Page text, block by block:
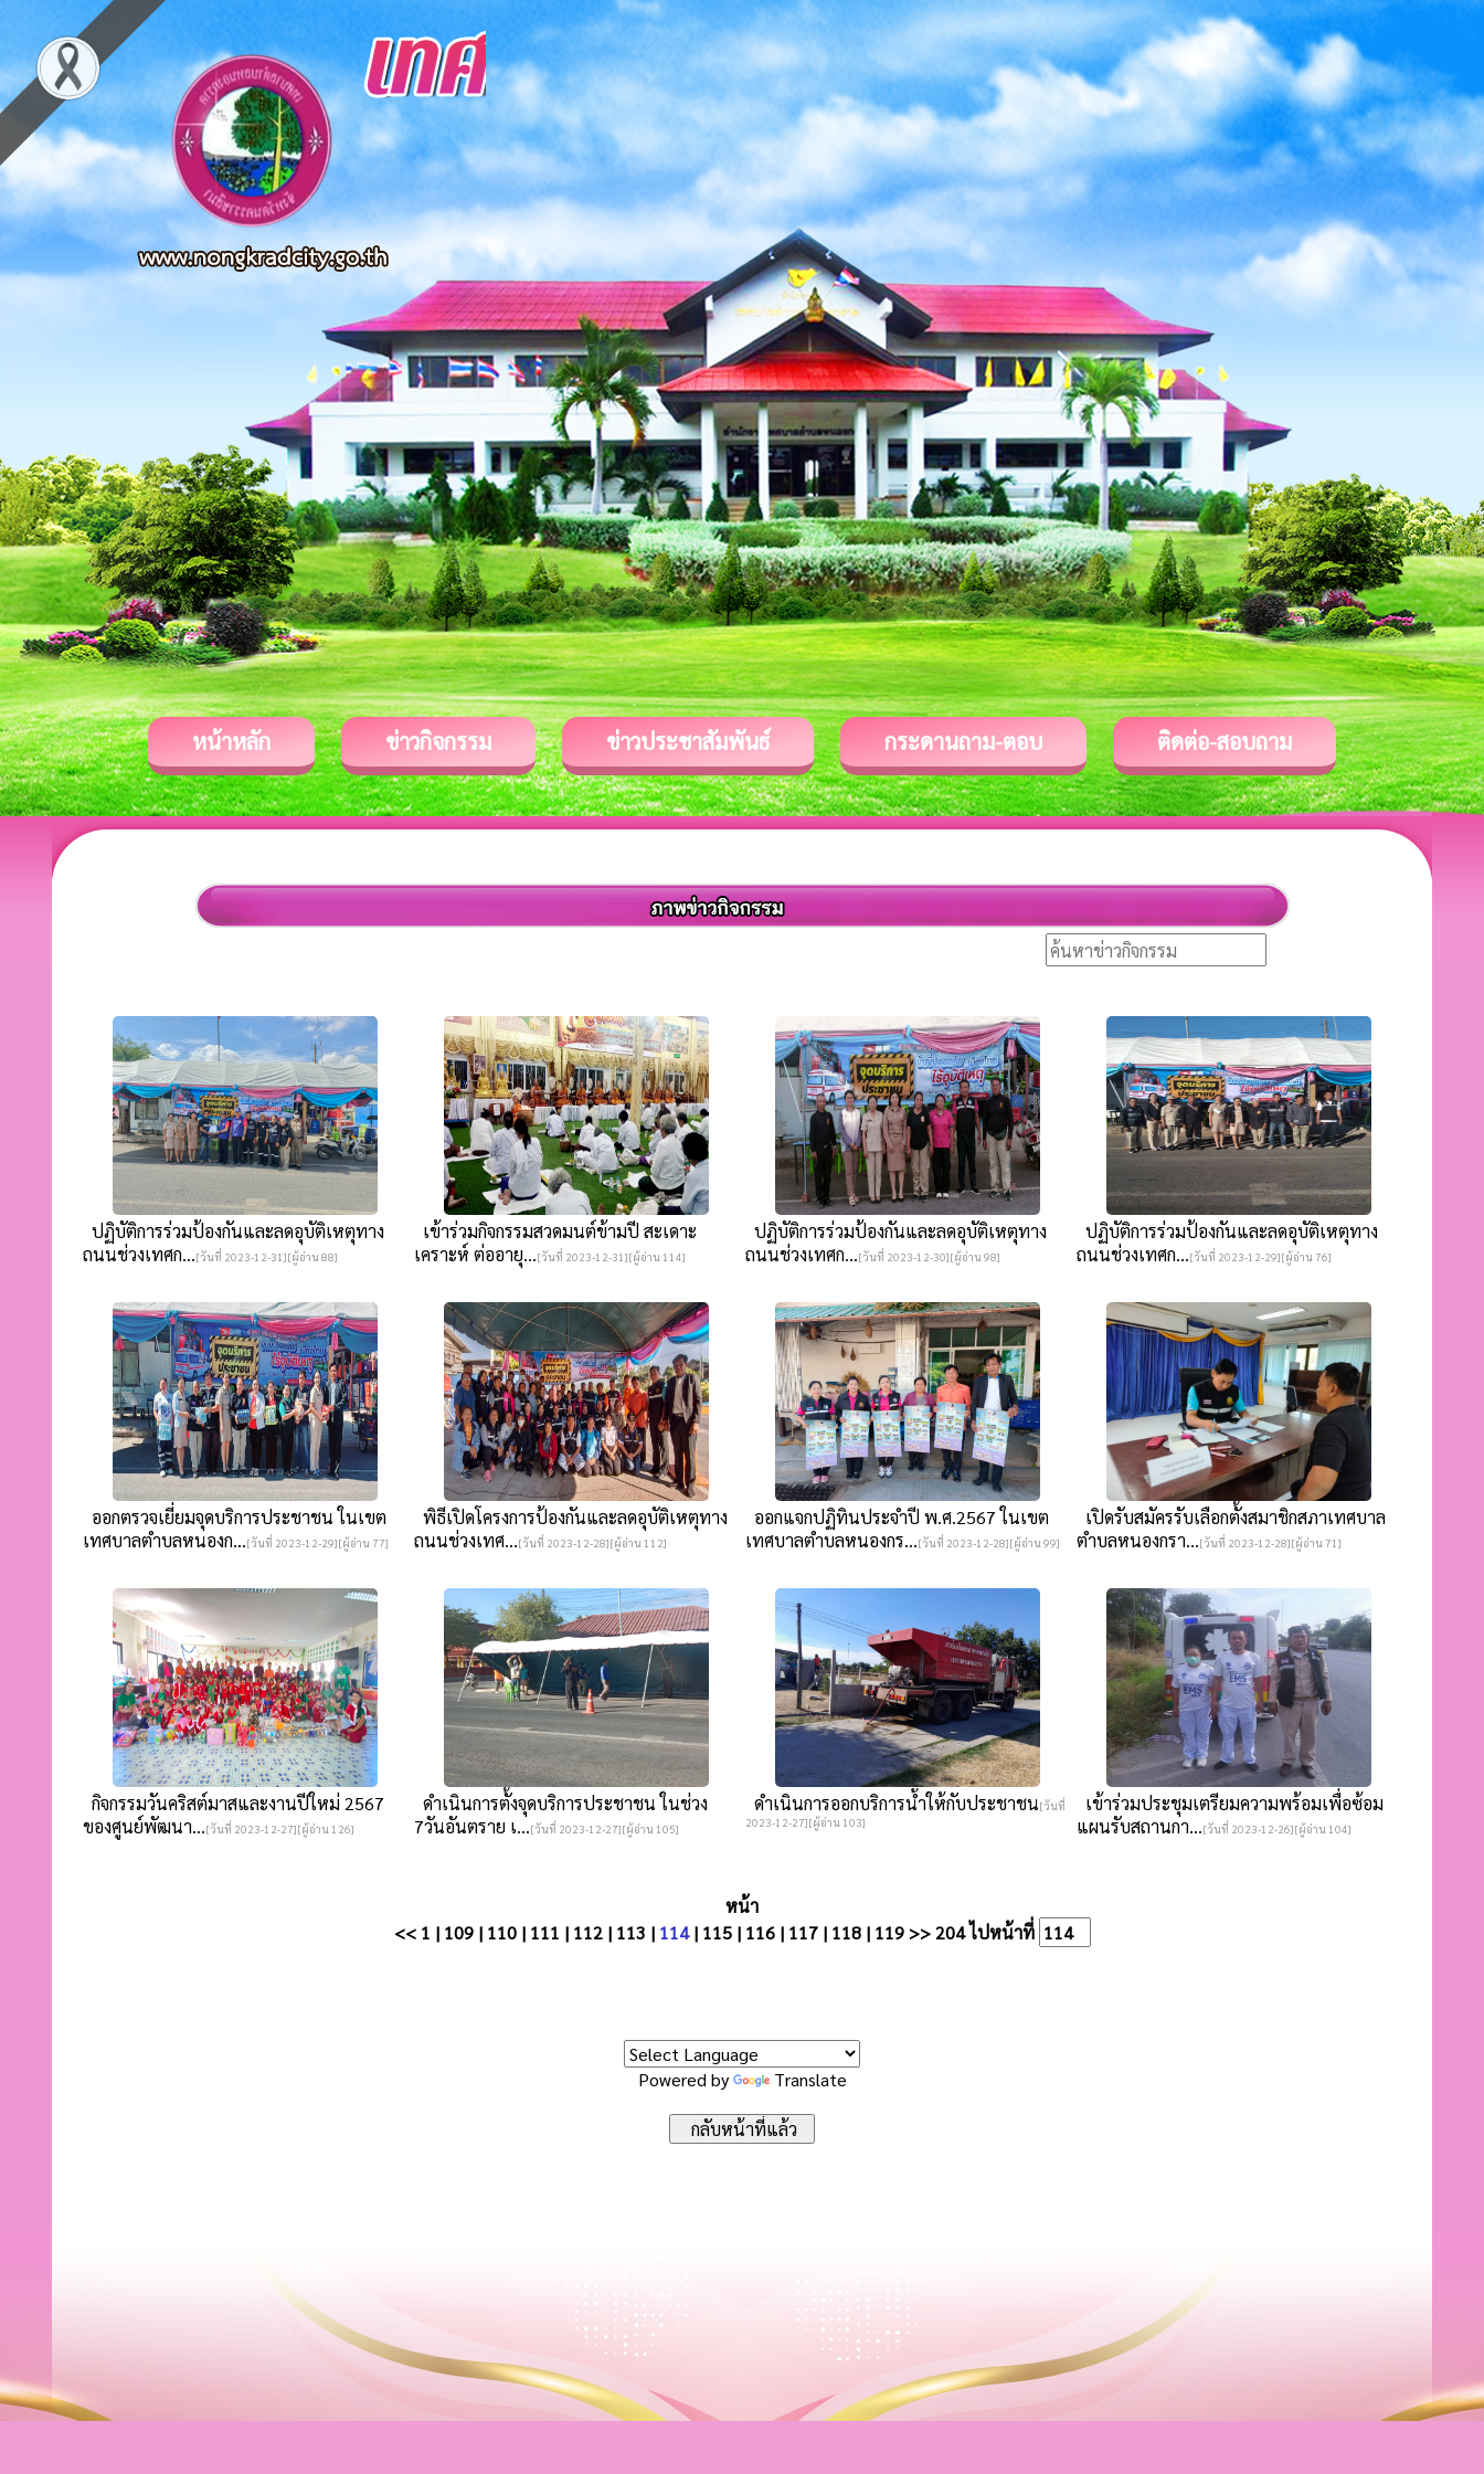
หน้าหลัก ข่าวกิจกรรม ข่าวประชาสัมพันธ์ กระดานถาม-ตอบ ติดต่อ-สอบถาม
ปฏิบัติการร่วมป้องกันและลดอุบัติเหตุทาง
ถนนช่วงเทศก...[วันที่ 2023-12-31][ผู้อ่าน 88]
เข้าร่วมกิจกรรมสวดมนต์ข้ามปี สะเดาะ
เคราะห์ ต่ออายุ...[วันที่ 2023-12-31][ผู้อ่าน 114]
ปฏิบัติการร่วมป้องกันและลดอุบัติเหตุทาง
ถนนช่วงเทศก...[วันที่ 2023-12-30][ผู้อ่าน 98]
ปฏิบัติการร่วมป้องกันและลดอุบัติเหตุทาง
ถนนช่วงเทศก...[วันที่ 2023-12-29][ผู้อ่าน 76]
ออกตรวจเยี่ยมจุดบริการประชาชน ในเขต
เทศบาลตำบลหนองก...[วันที่ 2023-12-29][ผู้อ่าน 77]
พิธีเปิดโครงการป้องกันและลดอุบัติเหตุทาง
ถนนช่วงเทศ...[วันที่ 2023-12-28][ผู้อ่าน 112]
ออกแจกปฏิทินประจำปี พ.ศ.2567 ในเขต
เทศบาลตำบลหนองกร...[วันที่ 2023-12-28][ผู้อ่าน 99]
เปิดรับสมัครรับเลือกตั้งสมาชิกสภาเทศบาล
ตำบลหนองกรา...[วันที่ 2023-12-28][ผู้อ่าน 71]
กิจกรรมวันคริสต์มาสและงานปีใหม่ 2567
ของศูนย์พัฒนา...[วันที่ 2023-12-27][ผู้อ่าน 126]
ดำเนินการตั้งจุดบริการประชาชน ในช่วง
7วันอันตราย เ...[วันที่ 2023-12-27][ผู้อ่าน 105]
ดำเนินการออกบริการน้ำให้กับประชาชน[วันที่
2023-12-27][ผู้อ่าน 103]
เข้าร่วมประชุมเตรียมความพร้อมเพื่อซ้อม
แผนรับสถานกา...[วันที่ 2023-12-26][ผู้อ่าน 104]
หน้า
<< 1 | 109| 110| 111 | 112| 113 | 114| 115| 116| 117| 118| 119 >> 204ไปหน้าที่
Powered by Translate